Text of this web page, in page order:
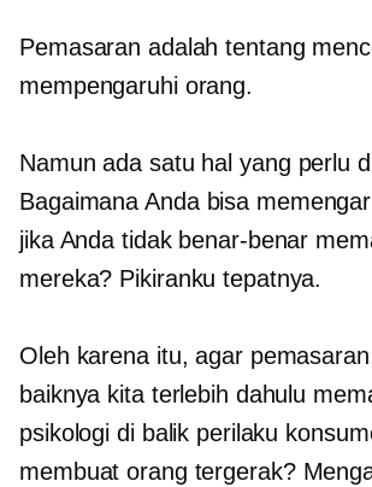
Pemasaran adalah tentang
mempengaruhi orang.
Namun ada satu hal yang perlu
Bagaimana Anda bisa
jika Anda tidak benar-benar
mereka? Pikiranku tepatnya.
Oleh karena itu, agar
baiknya kita terlebih dahulu
psikologi di balik perilaku
membuat orang tergerak?